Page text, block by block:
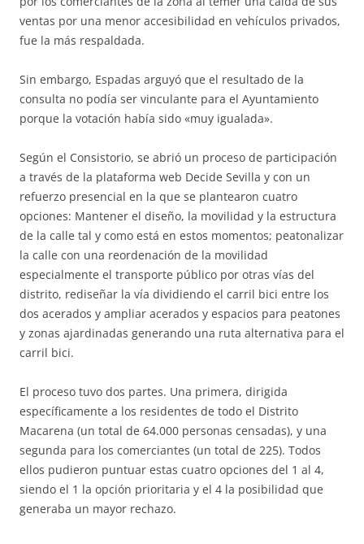
ventas por una menor accesibilidad en vehículos privados,
fue la más respaldada.
Sin embargo, Espadas arguyó que el resultado de la
consulta no podía ser vinculante para el Ayuntamiento
porque la votación había sido «muy igualada».
Según el Consistorio, se abrió un proceso de participación
a través de la plataforma web Decide Sevilla y con un
refuerzo presencial en la que se plantearon cuatro
opciones: Mantener el diseño, la movilidad y la estructura
de la calle tal y como está en estos momentos; peatonalizar
la calle con una reordenación de la movilidad
especialmente el transporte público por otras vías del
distrito, rediseñar la vía dividiendo el carril bici entre los
dos acerados y ampliar acerados y espacios para peatones
y zonas ajardinadas generando una ruta alternativa para el
carril bici.
El proceso tuvo dos partes. Una primera, dirigida
específicamente a los residentes de todo el Distrito
Macarena (un total de 64.000 personas censadas), y una
segunda para los comerciantes (un total de 225). Todos
ellos pudieron puntuar estas cuatro opciones del 1 al 4,
siendo el 1 la opción prioritaria y el 4 la posibilidad que
generaba un mayor rechazo.